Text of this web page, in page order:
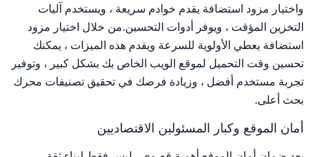
واختيار مزود استضافة يقدم خوادم سريعة ، ويستخدم آليات
التخزين المؤقت ، ويوفر أدوات التحسين.من خلال اختيار مزود
استضافة يعطي الأولوية للسرعة ويقدم هذه الميزات ، يمكنك
تحسين وقت التحميل لموقع الويب الخاص بك بشكل كبير ، وتوفير
تجربة مستخدم أفضل ، وزيادة فرصك في تحقيق تصنيفات محرك
بحث أعلى.
أمان الموقع وكبار المسئولين الاقتصاديين